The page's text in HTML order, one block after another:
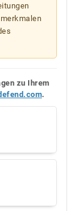
zu Ihrem
.